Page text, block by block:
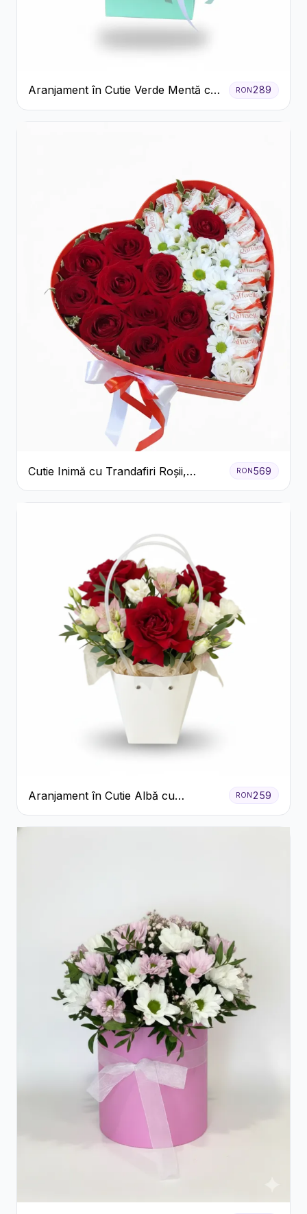
Aranjament în Cutie Verde Mentă cu
Trandafiri și Alstroemeria
RON289
Cutie Inimă cu Trandafiri Roșii,
Crizanteme Albe și Bomboane
Raffaello
RON 569
Aranjament în Cutie Albă cu
Trandafiri Roșii și Lisianthus
RON 259